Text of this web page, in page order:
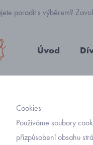
poradit s výběrem?
Úvod
Cookies
Používáme soubory
přizpůsobení obsahu